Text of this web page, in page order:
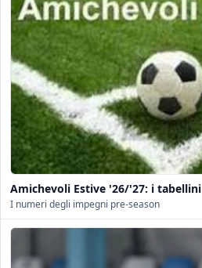
Amichevoli Estive '26/'27: i tabellini
I numeri degli impegni pre-season